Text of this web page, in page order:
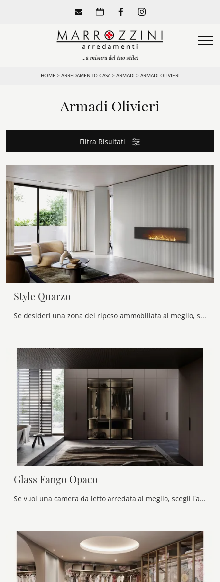
HOME > ARREDAMENTO CASA> ARMADI > ARMADI OLIVIERI
Armadi Olivieri
Filtra Risultati
Style Quarzo
Se desideri una zona del riposo ammobiliata al meglio, scegli l'armadio Style Quarzo con ante a soffietto di Olivieri!
Glass Fango Opaco
Se vuoi una camera da letto arredata al meglio, scegli l'armadio Glass Fango Opaco con ante battenti di Olivieri!